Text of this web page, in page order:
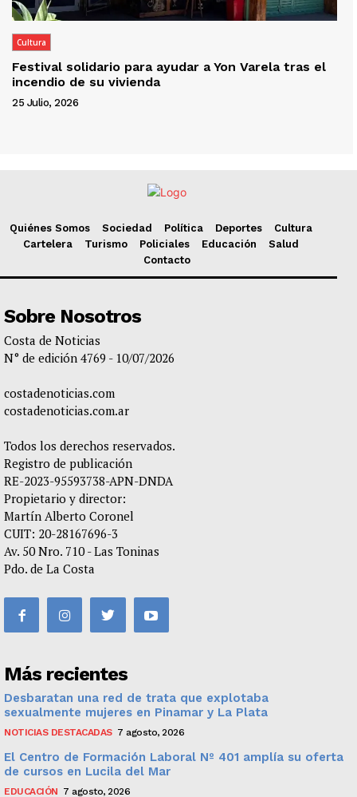
Cultura
Festival solidario para ayudar a Yon Varela tras el
incendio de su vivienda
25 Julio, 2026
Quiénes Somos Sociedad Política Deportes
Cultura
Cartelera
Turismo Policiales Educación
Salud
Contacto
Sobre Nosotros
Costa de Noticias
N° de edición 4769 - 10/07/2026
costadenoticias.com
costadenoticias.com.ar
Todos los derechos reservados.
Registro de publicación
RE-2023-95593738-APN-DNDA
Propietario y director:
Martín Alberto Coronel
CUIT: 20-28167696-3
Av. 50 Nro. 710 - Las Toninas
Pdo. de La Costa
Más recientes
Desbaratan una red de trata que explotaba
sexualmente mujeres en Pinamar y La Plata
NOTICIAS DESTACADAS 7 agosto, 2026
El Centro de Formación Laboral Nº 401 amplía su oferta
de cursos en Lucila del Mar
EDUCACIÓN 7 agosto, 2026